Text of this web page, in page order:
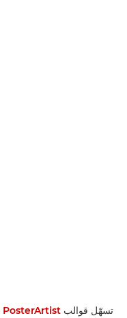
تسهّل قوالب PosterArtist